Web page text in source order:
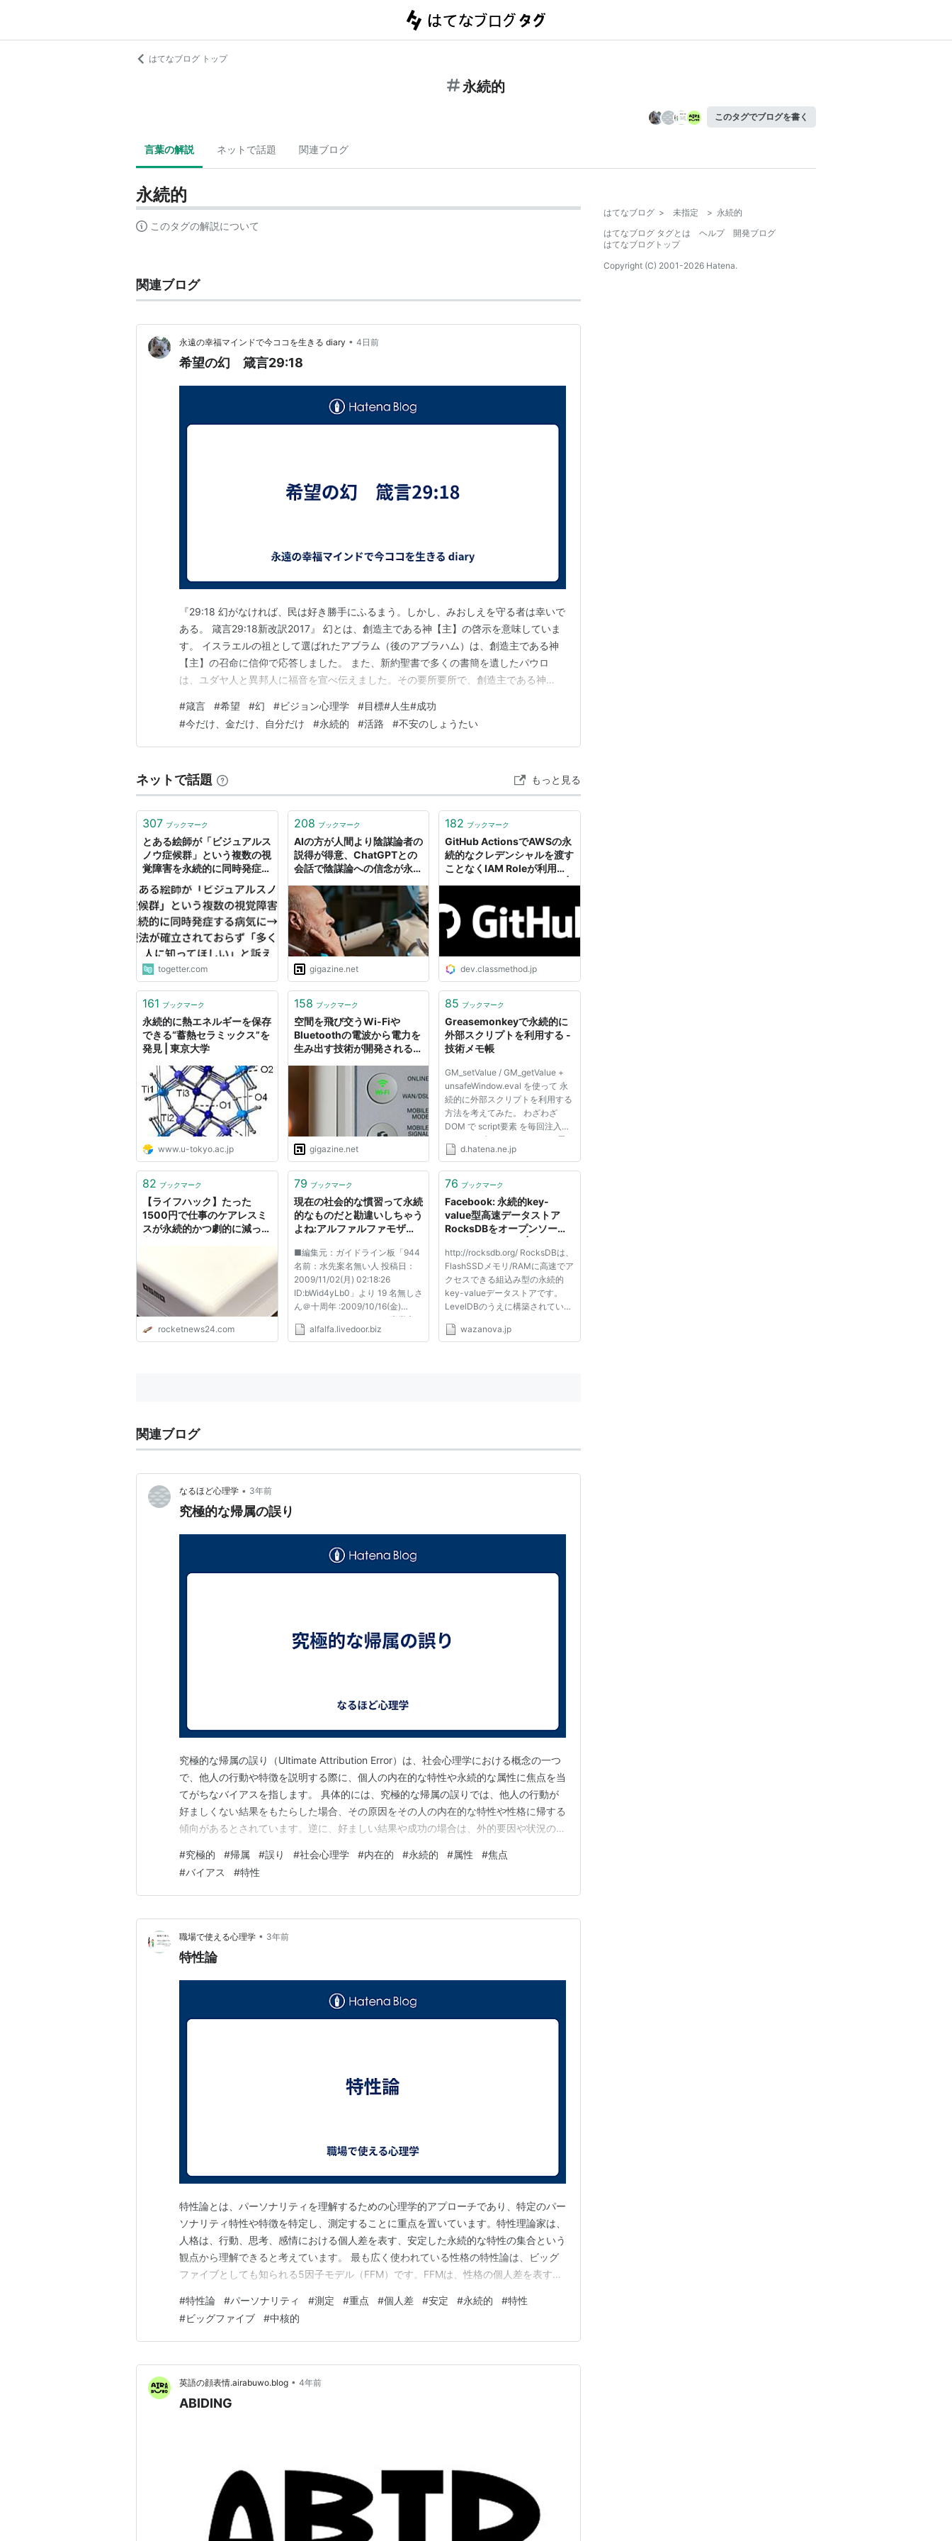
はてなブログ トップ
永続的
このタグでブログを書く
言葉の解説 ネットで話題 関連ブログ
永続的
このタグの解説について
関連ブログ
永遠の幸福マインドで今ココを生きる diary • 4日前
希望の幻 箴言29:18
『29:18 幻がなければ、民は好き勝手にふるまう。しかし、みおしえを守る者は幸いで
ある。 箴言29:18新改訳2017』 幻とは、創造主である神【主】の啓示を意味していま
す。 イスラエルの祖として選ばれたアブラム（後のアブラハム）は、創造主である神
【主】の召命に信仰で応答しました。 また、新約聖書で多くの書簡を遺したパウロ
は、ユダヤ人と異邦人に福音を宣べ伝えました。その要所要所で、創造主である神
与えられた使命を全うしたのです。 どうやら、この【主】からの啓示に対する応答の
方法が、人生や国の存亡にも影響してくると言う…
#箴言 #希望 #幻 #ビジョン心理学 #目標#人生#成功
#今だけ、金だけ、自分だけ #永続的 #活路 #不安のしょうたい
ネットで話題 もっと見る
307 ブックマーク
とある絵師が「ビジュアルス
ノウ症候群」という複数の視
覚障害を永続的に同時発症す
ておらず「多くの人に知って
ほしい」と訴え
togetter.com
208 ブックマーク
AIの方が人間より陰謀論者の
説得が得意、ChatGPTとの
会話で陰謀論への信念が永続
gigazine.net
182 ブックマーク
GitHub ActionsでAWSの永
続的なクレデンシャルを渡す
ことなくIAM Roleが利用で
dev.classmethod.jp
161 ブックマーク
永続的に熱エネルギーを保存
できる“蓄熱セラミックス”を
発見 | 東京大学
www.u-tokyo.ac.jp
158 ブックマーク
空間を飛び交うWi-Fiや
Bluetoothの電波から電力を
生み出す技術が開発される、
イスの実現へ向けた一歩
gigazine.net
85 ブックマーク
Greasemonkeyで永続的に
外部スクリプトを利用する -
技術メモ帳
GM_setValue / GM_getValue +
unsafeWindow.eval を使って 永
続的に外部スクリプトを利用する
方法を考えてみた。 わざわざ
DOM で script要素 を毎回注入す
るよりも 速いんじゃないかと思
う。 Greasemonkeyには、
いうのがあって、
ように入力してあげる事...
d.hatena.ne.jp
82 ブックマーク
【ライフハック】たった
1500円で仕事のケアレスミ
スが永続的かつ劇的に減った
rocketnews24.com
79 ブックマーク
現在の社会的な慣習って永続
的なものだと勘違いしちゃう
よね:アルファルファモザイ
とめブログ
■編集元：ガイドライン板「944
名前：水先案名無い人 投稿日：
2009/11/02(月) 02:18:26
ID:bWid4yLb0」より 19 名無しさ
ん＠十周年 :2009/10/16(金)
17:55:02 ID:MVkpniAp0 専業主
婦が一般的だったのは高度経済成
alfalfa.livedoor.biz
76 ブックマーク
Facebook: 永続的key-
value型高速データストア
RocksDBをオープンソース
wazanova.jp
http://rocksdb.org/ RocksDBは、
FlashSSDメモリ/RAMに高速でア
クセスできる組込み型の永続的
key-valueデータストアです。
LevelDBのうえに構築されていて
スケーラブルに実行され、高速の
wazanova.jp
関連ブログ
なるほど心理学 • 3年前
究極的な帰属の誤り
究極的な帰属の誤り（Ultimate Attribution Error）は、社会心理学における概念の一つ
で、他人の行動や特徴を説明する際に、個人の内在的な特性や永続的な属性に焦点を当
てがちなバイアスを指します。 具体的には、究極的な帰属の誤りでは、他人の行動が
好ましくない結果をもたらした場合、その原因をその人の内在的な特性や性格に帰する
傾向があるとされています。逆に、好ましい結果や成功の場合は、外的要因や状況の影
アスの一つであり、個人の内在的な特性を過大評価し、外的な要因や状況の影響を過小
評価する傾向があるとされて…
#究極的 #帰属 #誤り #社会心理学 #内在的 #永続的 #属性 #焦点
#バイアス #特性
職場で使える心理学 • 3年前
特性論
特性論とは、パーソナリティを理解するための心理学的アプローチであり、特定のパー
ソナリティ特性や特徴を特定し、測定することに重点を置いています。特性理論家は、
人格は、行動、思考、感情における個人差を表す、安定した永続的な特性の集合という
観点から理解できると考えています。 最も広く使われている性格の特性論は、ビッグ
ファイブとしても知られる5因子モデル（FFM）です。FFMは、性格の個人差を表す中
提唱しています。これらの特性は、生涯を通じて比較的安定しており、学業成績、仕事
ぶり、精神的健康など、さまざまな行動や結果に影響を…
#特性論 #パーソナリティ #測定 #重点 #個人差 #安定 #永続的 #特性
#ビッグファイブ #中核的
英語の顔表情.airabuwo.blog • 4年前
ABIDING
はてなブログ > 未指定 > 永続的
はてなブログ タグとは
ヘルプ
開発ブログ
はてなブログトップ
Copyright (C) 2001-2026 Hatena.